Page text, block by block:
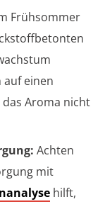
Frühsommer
auf einen
Aroma nicht
Achten
mit
hilft,